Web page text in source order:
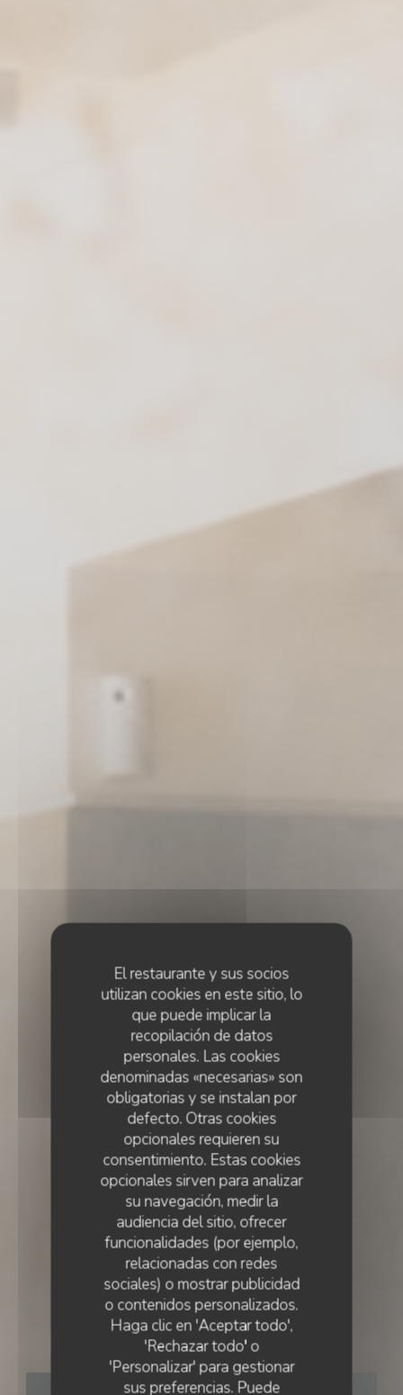
El restaurante y sus socios
utilizan cookies en este sitio, lo
que puede implicar la
recopilación de datos
personales. Las cookies
denominadas «necesarias» son
obligatorias y se instalan por
defecto. Otras cookies
opcionales requieren su
consentimiento. Estas cookies
opcionales sirven para analizar
su navegación, medir la
audiencia del sitio, ofrecer
funcionalidades (por ejemplo,
relacionadas con redes
sociales) o mostrar publicidad
o contenidos personalizados.
Haga clic en 'Aceptar todo',
'Rechazar todo' o
'Personalizar' para gestionar
sus preferencias. Puede
COCINA FRANCESA• LISBOA
Essencial
RESERVAR UNA MESA